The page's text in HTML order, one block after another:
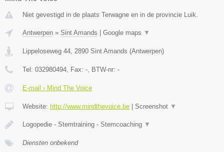
Niet gevestigd in de plaats Terwagne en in de provincie Luik.
Antwerpen » Sint Amands | Google maps ▼
Lippeloseweg 44 2890 Sint Amands (Antwerpen)
Tel: 032980494 , Fax: - , BTW-nr: -
E-mail › Mind The Voice
Website: http://www.mindthevoice.be | Screenshot ▼
Logopedie - Stemtraining - Stemcoaching ▼
Diensten onbekend